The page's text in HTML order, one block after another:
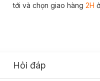
tới và chọn giao hàng 2H
Hỏi đáp